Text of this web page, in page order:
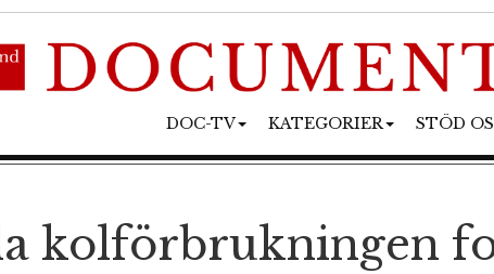
DOC-TV KATEGORIER STÖD
kolförbrukningen